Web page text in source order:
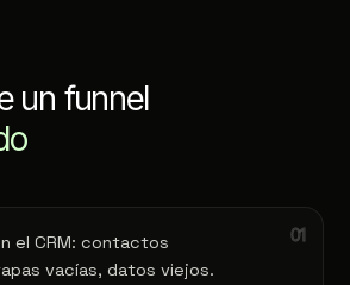
un funnel
el CRM: contactos
vacías, datos viejos.